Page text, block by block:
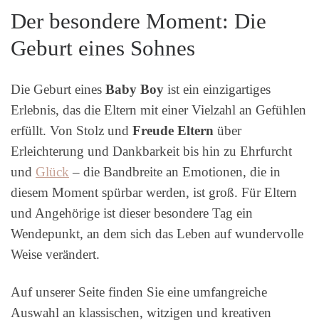
Der besondere Moment: Die
Geburt eines Sohnes
Die Geburt eines Baby Boy ist ein einzigartiges
Erlebnis, das die Eltern mit einer Vielzahl an Gefühlen
erfüllt. Von Stolz und Freude Eltern über
Erleichterung und Dankbarkeit bis hin zu Ehrfurcht
und Glück – die Bandbreite an Emotionen, die in
diesem Moment spürbar werden, ist groß. Für Eltern
und Angehörige ist dieser besondere Tag ein
Wendepunkt, an dem sich das Leben auf wundervolle
Weise verändert.
Auf unserer Seite finden Sie eine umfangreiche
Auswahl an klassischen, witzigen und kreativen